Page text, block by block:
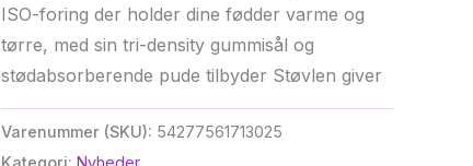
ISO-foring der holder dine fødder varme og
tørre, med sin tri-density gummisål og
stødabsorberende pude tilbyder Støvlen giver
Varenummer (SKU): 54277561713025
Kategori: Nyheder